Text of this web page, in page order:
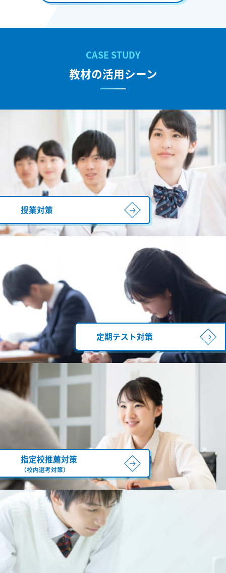
教材の活用シーン
授業対策
定期テスト対策
指定校推薦対策
（校内選考対策）